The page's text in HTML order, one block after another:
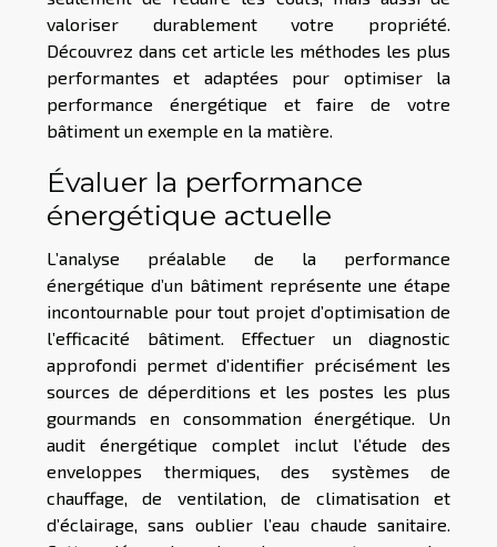
valoriser durablement votre propriété.
Découvrez dans cet article les méthodes les plus
performantes et adaptées pour optimiser la
performance énergétique et faire de votre
bâtiment un exemple en la matière.
Évaluer la performance
énergétique actuelle
L’analyse préalable de la performance
énergétique d’un bâtiment représente une étape
incontournable pour tout projet d’optimisation de
l’efficacité bâtiment. Effectuer un diagnostic
approfondi permet d’identifier précisément les
sources de déperditions et les postes les plus
gourmands en consommation énergétique. Un
audit énergétique complet inclut l’étude des
enveloppes thermiques, des systèmes de
chauffage, de ventilation, de climatisation et
d’éclairage, sans oublier l’eau chaude sanitaire.